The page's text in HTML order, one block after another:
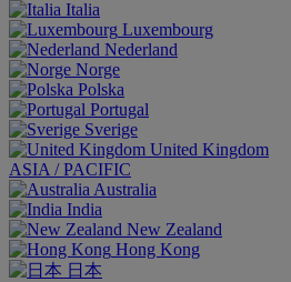
Italia
Luxembourg
Nederland
Norge
Polska
Portugal
Sverige
United Kingdom
ASIA / PACIFIC
Australia
India
New Zealand
Hong Kong
日本